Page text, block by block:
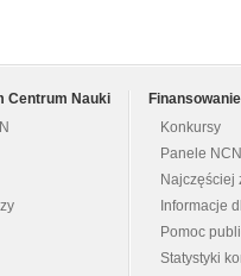
Centrum Nauki
Konkursy
Panele NCN
Najczęściej
Informacje
Pomoc
Statystyki